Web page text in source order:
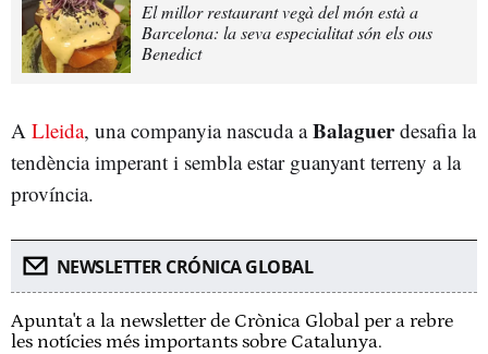
El millor restaurant vegà del món està a
Barcelona: la seva especialitat són els ous
Benedict
A Lleida, una companyia nascuda aBalaguerdesafia la
tendència imperant i sembla estar guanyant terreny a la
província.
NEWSLETTER CRÓNICA GLOBAL
Apunta't a la newsletter de Crònica Global per a rebre
les notícies més importants sobre Catalunya.